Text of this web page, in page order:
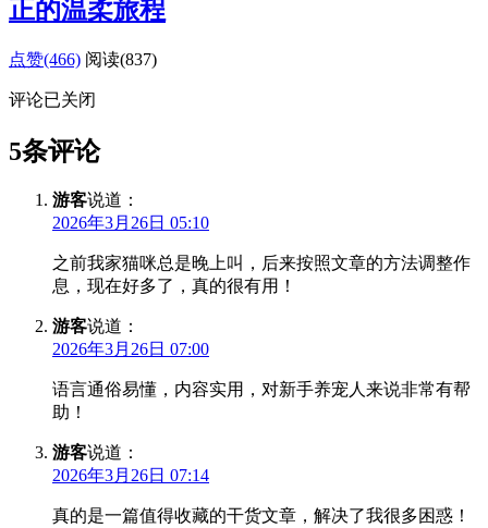
正的温柔旅程
点赞(466) 阅读(837)
评论已关闭
5条评论
游客说道：
2026年3月26日 05:10
之前我家猫咪总是晚上叫，后来按照文章的方法调整作
息，现在好多了，真的很有用！
游客说道：
2026年3月26日 07:00
语言通俗易懂，内容实用，对新手养宠人来说非常有帮
助！
游客说道：
2026年3月26日 07:14
真的是一篇值得收藏的干货文章，解决了我很多困惑！